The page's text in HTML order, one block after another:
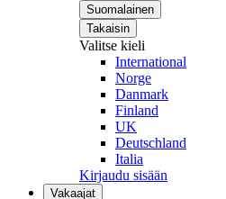
Suomalainen
Takaisin
Valitse kieli
International
Norge
Danmark
Finland
UK
Deutschland
Italia
Kirjaudu sisään
Vakaajat